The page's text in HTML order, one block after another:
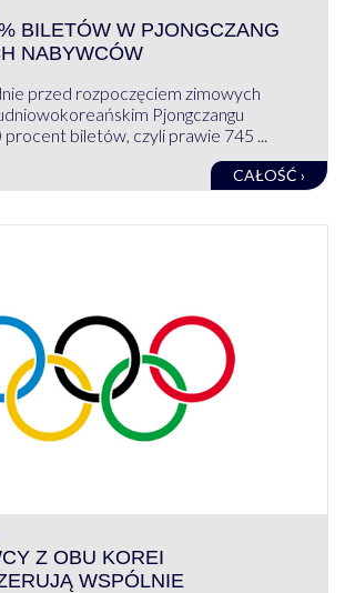
BILETÓW W PJONGCZANG
NABYWCÓW
przed rozpoczęciem zimowych
Pjongczangu
biletów, czyli prawie 745 ...
CAŁOŚĆ ›
Z OBU KOREI
WSPÓLNIE